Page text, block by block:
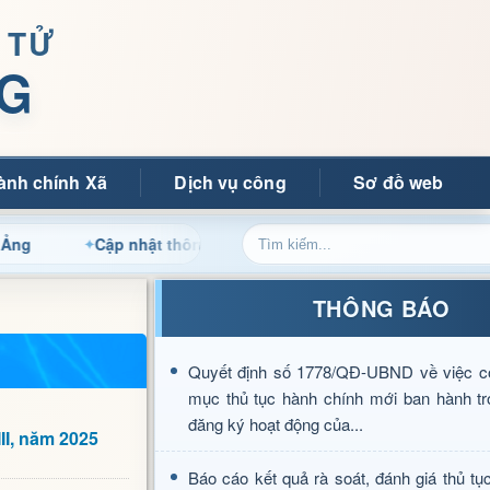
chính Xã Dịch vụ công Sơ đồ web
Cập nhật thông tin điều hành, thủ tục hành chính và tin tức
năm 2025
THÔNG BÁO
Quyết định số 1778/QĐ-UBND về việc
mục thủ tục hành chính mới ban hành
đăng ký hoạt động của...
Báo cáo kết quả rà soát, đánh giá thủ